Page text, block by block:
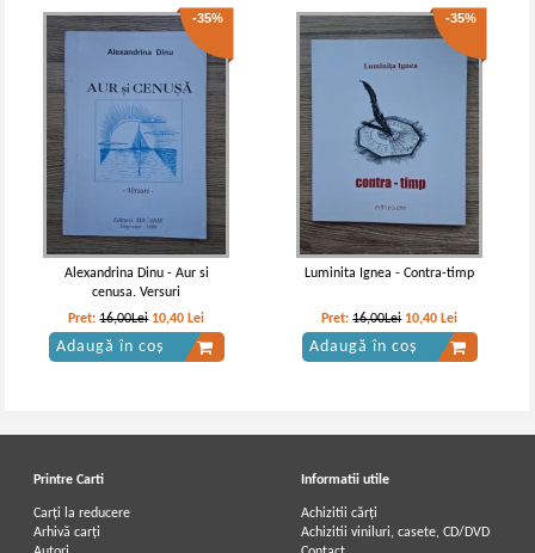
-35%
Alexandrina Dinu - Aur si
cenusa. Versuri
Pret:16,00Lei 10,40 Lei
Adaugă în coș
-35%
Luminita Ignea - Contra-timp
Pret:16,00Lei 10,40 Lei
Adaugă în coș
Printre Carti
Carți la reducere
Arhivă carți
Informatii utile
Achizitii cărți
Achizitii viniluri, casete, CD/DVD